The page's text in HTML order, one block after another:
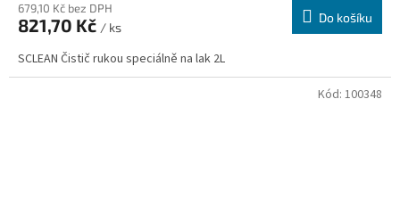
679,10 Kč bez DPH
821,70 Kč / ks
Do košíku
SCLEAN Čistič rukou speciálně na lak 2L
Kód: 100348